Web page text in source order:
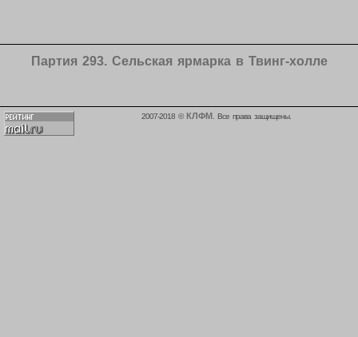
Партия 293. Сельская ярмарка в Твинг-холле
2007-2018 © КЛФМ . Все права защищены.